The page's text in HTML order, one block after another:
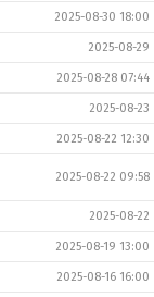
2025-08-30 18:00
2025-08-29
2025-08-28 07:44
2025-08-23
2025-08-22 12:30
2025-08-22 09:58
2025-08-22
2025-08-19 13:00
2025-08-16 16:00